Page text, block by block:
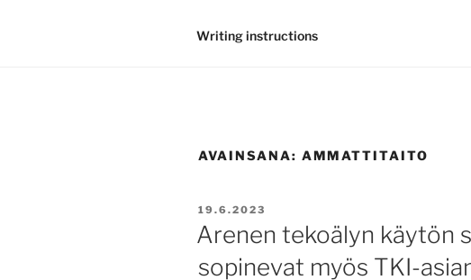
Writing instructions
AVAINSANA: AMMATTITAITO
JULKAISTU
19.6.2023
Arenen tekoälyn käytön
sopinevat myös TKI-